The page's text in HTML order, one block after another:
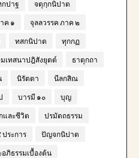
ปาฐ จตุกฺกนิปาต
ค ๑ จุลลวรรค ภาค ๒
ทสกนิปาต ทุกกฏ
เทสนาปฎิสังยุตต์ ธาตุกถา
นิรัตตา นีลกสิณ
บารมี ๑๐ บุญ
และชีวิต ปรมัตถธรรม
ระการ ปัญจกนิปาต
อภิธรรมเบื้องต้น